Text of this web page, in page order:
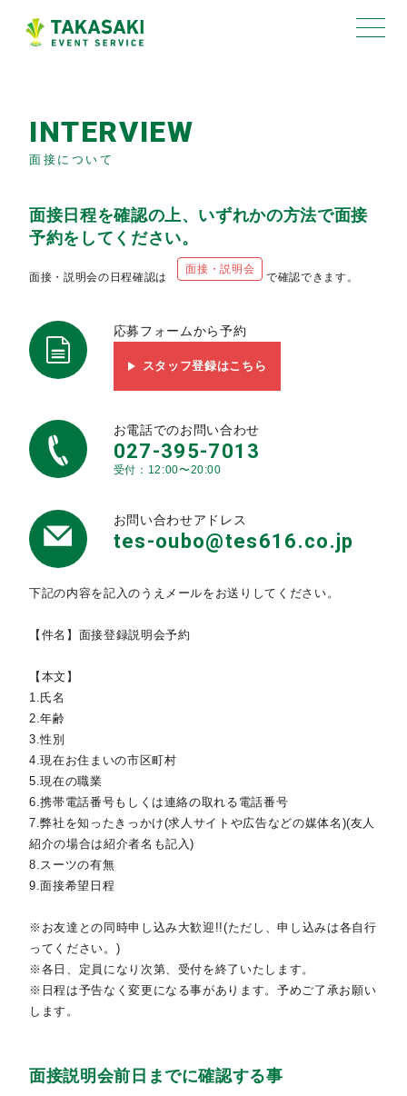
INTERVIEW
面接について
面接日程を確認の上、いずれかの方法で面接
予約をしてください。
面接・説明会の日程確認は
面接・説明会
で確認できます。
応募フォームから予約
スタッフ登録はこちら
お電話でのお問い合わせ
027-395-7013
受付：12:00〜20:00
お問い合わせアドレス
tes-oubo@tes616.co.jp
下記の内容を記入のうえメールをお送りしてください。
【件名】面接登録説明会予約
【本文】
1.氏名
2.年齢
3.性別
4.現在お住まいの市区町村
5.現在の職業
6.携帯電話番号もしくは連絡の取れる電話番号
7.弊社を知ったきっかけ(求人サイトや広告などの媒体名)(友人
紹介の場合は紹介者名も記入)
8.スーツの有無
9.面接希望日程
※お友達との同時申し込み大歓迎!!(ただし、申し込みは各自行
ってください。)
※各日、定員になり次第、受付を終了いたします。
※日程は予告なく変更になる事があります。予めご了承お願い
します。
面接説明会前日までに確認する事